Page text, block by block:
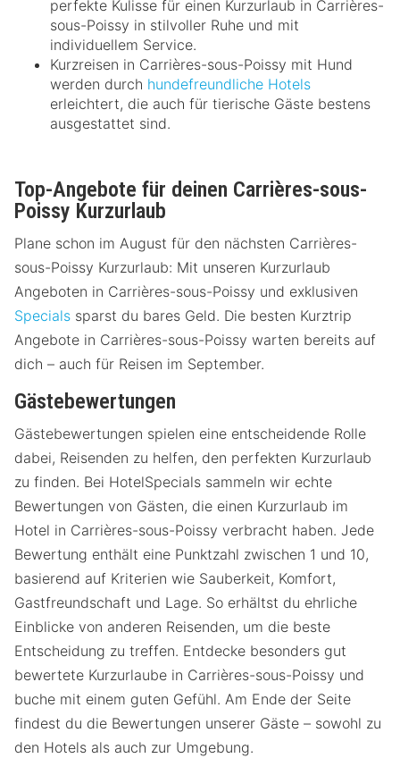
perfekte Kulisse für einen Kurzurlaub in Carrières-
sous-Poissy in stilvoller Ruhe und mit
individuellem Service.
Kurzreisen in Carrières-sous-Poissy mit Hund
werden durch hundefreundliche Hotels
erleichtert, die auch für tierische Gäste bestens
ausgestattet sind.
Top-Angebote für deinen Carrières-sous-
Poissy Kurzurlaub
Plane schon im August für den nächsten Carrières-
sous-Poissy Kurzurlaub: Mit unseren Kurzurlaub
Angeboten in Carrières-sous-Poissy und exklusiven
Specials sparst du bares Geld. Die besten Kurztrip
Angebote in Carrières-sous-Poissy warten bereits auf
dich – auch für Reisen im September.
Gästebewertungen
Gästebewertungen spielen eine entscheidende Rolle
dabei, Reisenden zu helfen, den perfekten Kurzurlaub
zu finden. Bei HotelSpecials sammeln wir echte
Bewertungen von Gästen, die einen Kurzurlaub im
Hotel in Carrières-sous-Poissy verbracht haben. Jede
Bewertung enthält eine Punktzahl zwischen 1 und 10,
basierend auf Kriterien wie Sauberkeit, Komfort,
Gastfreundschaft und Lage. So erhältst du ehrliche
Einblicke von anderen Reisenden, um die beste
Entscheidung zu treffen. Entdecke besonders gut
bewertete Kurzurlaube in Carrières-sous-Poissy und
buche mit einem guten Gefühl. Am Ende der Seite
findest du die Bewertungen unserer Gäste – sowohl zu
den Hotels als auch zur Umgebung.